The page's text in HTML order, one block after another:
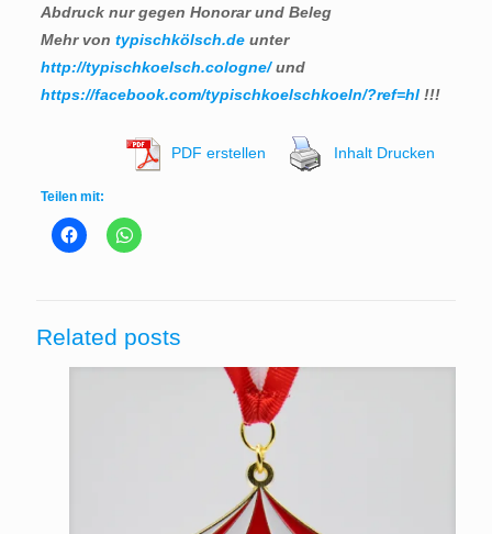
Abdruck nur gegen Honorar und Beleg
Mehr von typischkölsch.deunter
http://typischkoelsch.cologne/und
https://facebook.com/typischkoelschkoeln/?ref=hl!!!
PDF erstellen Inhalt Drucken
Teilen mit:
Related posts